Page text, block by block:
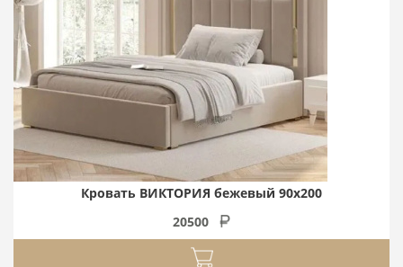
Кровать ВИКТОРИЯ бежевый 90х200
20500